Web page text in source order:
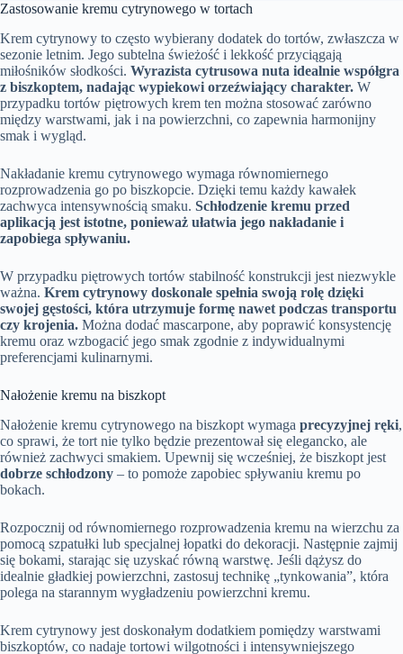
Zastosowanie kremu cytrynowego w tortach
Krem cytrynowy to często wybierany dodatek do tortów, zwłaszcza w
sezonie letnim. Jego subtelna świeżość i lekkość przyciągają
miłośników słodkości. Wyrazista cytrusowa nuta idealnie współgra
z biszkoptem, nadając wypiekowi orzeźwiający charakter. W
przypadku tortów piętrowych krem ten można stosować zarówno
między warstwami, jak i na powierzchni, co zapewnia harmonijny
smak i wygląd.
Nakładanie kremu cytrynowego wymaga równomiernego
rozprowadzenia go po biszkopcie. Dzięki temu każdy kawałek
zachwyca intensywnością smaku. Schłodzenie kremu przed
aplikacją jest istotne, ponieważ ułatwia jego nakładanie i
zapobiega spływaniu.
W przypadku piętrowych tortów stabilność konstrukcji jest niezwykle
ważna. Krem cytrynowy doskonale spełnia swoją rolę dzięki
swojej gęstości, która utrzymuje formę nawet podczas transportu
czy krojenia. Można dodać mascarpone, aby poprawić konsystencję
kremu oraz wzbogacić jego smak zgodnie z indywidualnymi
preferencjami kulinarnymi.
Nałożenie kremu na biszkopt
Nałożenie kremu cytrynowego na biszkopt wymaga precyzyjnej ręki,
co sprawi, że tort nie tylko będzie prezentował się elegancko, ale
również zachwyci smakiem. Upewnij się wcześniej, że biszkopt jest
dobrze schłodzony – to pomoże zapobiec spływaniu kremu po
bokach.
Rozpocznij od równomiernego rozprowadzenia kremu na wierzchu za
pomocą szpatułki lub specjalnej łopatki do dekoracji. Następnie zajmij
się bokami, starając się uzyskać równą warstwę. Jeśli dążysz do
idealnie gładkiej powierzchni, zastosuj technikę „tynkowania”, która
polega na starannym wygładzeniu powierzchni kremu.
Krem cytrynowy jest doskonałym dodatkiem pomiędzy warstwami
biszkoptów, co nadaje tortowi wilgotności i intensywniejszego